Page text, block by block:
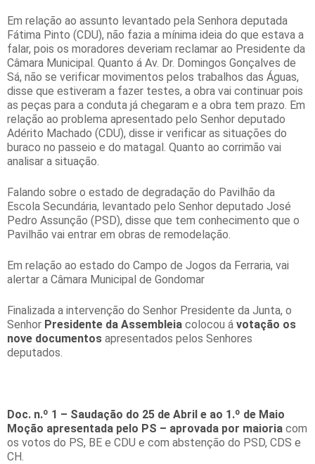
Em relação ao assunto levantado pela Senhora deputada
Fátima Pinto (CDU), não fazia a mínima ideia do que estava a
falar, pois os moradores deveriam reclamar ao Presidente da
Câmara Municipal. Quanto á Av. Dr. Domingos Gonçalves de
Sá, não se verificar movimentos pelos trabalhos das Águas,
disse que estiveram a fazer testes, a obra vai continuar pois
as peças para a conduta já chegaram e a obra tem prazo. Em
relação ao problema apresentado pelo Senhor deputado
Adérito Machado (CDU), disse ir verificar as situações do
buraco no passeio e do matagal. Quanto ao corrimão vai
analisar a situação.
Falando sobre o estado de degradação do Pavilhão da
Escola Secundária, levantado pelo Senhor deputado José
Pedro Assunção (PSD), disse que tem conhecimento que o
Pavilhão vai entrar em obras de remodelação.
Em relação ao estado do Campo de Jogos da Ferraria, vai
alertar a Câmara Municipal de Gondomar
Finalizada a intervenção do Senhor Presidente da Junta, o
Senhor Presidente da Assembleia colocou á votação os
nove documentos apresentados pelos Senhores
deputados.
Doc. n.º 1 – Saudação do 25 de Abril e ao 1.º de Maio
Moção apresentada pelo PS – aprovada por maioria com
os votos do PS, BE e CDU e com abstenção do PSD, CDS e
CH.